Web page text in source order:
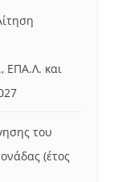
ΕΠΑ.Λ. και
του
(έτος